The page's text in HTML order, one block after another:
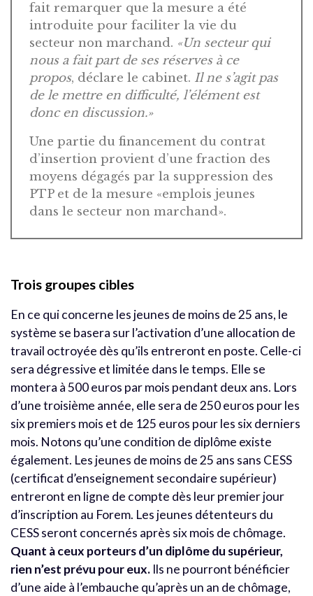
fait remarquer que la mesure a été
introduite pour faciliter la vie du
secteur non marchand. «Un secteur qui
nous a fait part de ses réserves à ce
propos, déclare le cabinet. Il ne s’agit pas
de le mettre en difficulté, l’élément est
donc en discussion.»
Une partie du financement du contrat
d’insertion provient d’une fraction des
moyens dégagés par la suppression des
PTP et de la mesure «emplois jeunes
dans le secteur non marchand».
Trois groupes cibles
En ce qui concerne les jeunes de moins de 25 ans, le
système se basera sur l’activation d’une allocation de
travail octroyée dès qu’ils entreront en poste. Celle-ci
sera dégressive et limitée dans le temps. Elle se
montera à 500 euros par mois pendant deux ans. Lors
d’une troisième année, elle sera de 250 euros pour les
six premiers mois et de 125 euros pour les six derniers
mois. Notons qu’une condition de diplôme existe
également. Les jeunes de moins de 25 ans sans CESS
(certificat d’enseignement secondaire supérieur)
entreront en ligne de compte dès leur premier jour
d’inscription au Forem. Les jeunes détenteurs du
CESS seront concernés après six mois de chômage.
Quant à ceux porteurs d’un diplôme du supérieur,
rien n’est prévu pour eux. Ils ne pourront bénéficier
d’une aide à l’embauche qu’après un an de chômage,